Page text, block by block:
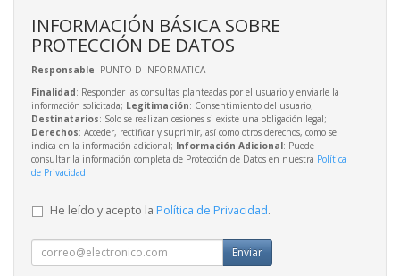
INFORMACIÓN BÁSICA SOBRE
PROTECCIÓN DE DATOS
Responsable: PUNTO D INFORMATICA
Finalidad: Responder las consultas planteadas por el usuario y enviarle la
información solicitada; Legitimación: Consentimiento del usuario;
Destinatarios: Solo se realizan cesiones si existe una obligación legal;
Derechos: Acceder, rectificar y suprimir, así como otros derechos, como se
indica en la información adicional; Información Adicional: Puede
consultar la información completa de Protección de Datos en nuestra Política
de Privacidad
He leído y acepto la Política de Privacidad.
Enviar